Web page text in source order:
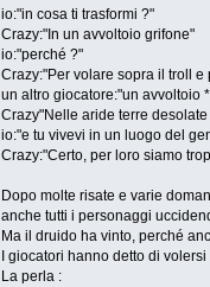
io:"in cosa ti trasformi ?"
Crazy:"In un avvoltoio grifone"
io:"perché ?"
Crazy:"Per volare sopra il troll e
un altro giocatore:"un avvoltoio
Crazy"Nelle aride terre
io:"e tu vivevi in un luogo del
Crazy:"Certo, per loro siamo
Dopo molte risate e varie
anche tutti i personaggi
Ma il druido ha vinto, perché
I giocatori hanno detto di
La perla :